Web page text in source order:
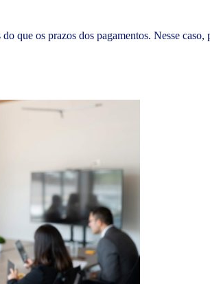
que os prazos dos pagamentos. Nesse